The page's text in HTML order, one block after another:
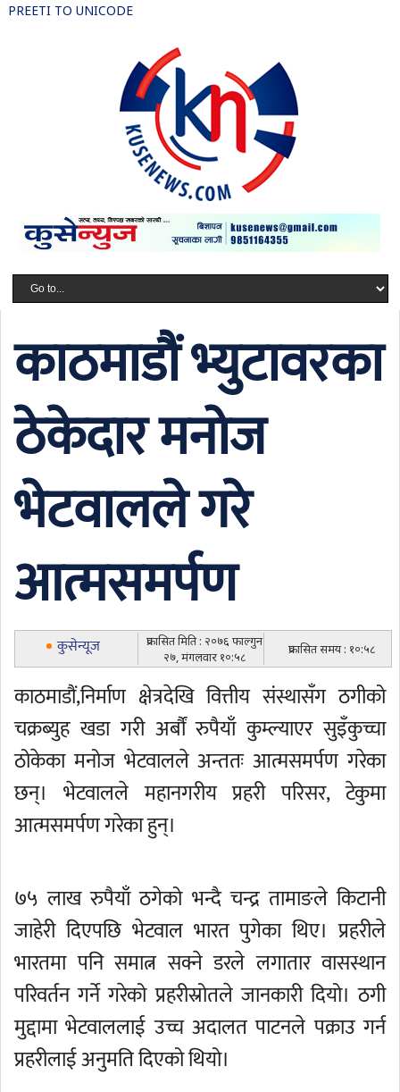
PREETI TO UNICODE
काठमाडौं भ्युटावरका
ठेकेदार मनोज
भेटवालले गरे
आत्मसमर्पण
कुसेन्यूज
प्रकासित मिति : २०७६ फाल्गुन
२७, मंगलवार १०:५८
प्रकासित समय : १०:५८
काठमाडौं,निर्माण क्षेत्रदेखि वित्तीय संस्थासँग ठगीको
चक्रब्युह खडा गरी अर्बौं रुपैयाँ कुम्ल्याएर सुइँकुच्चा
ठोकेका मनोज भेटवालले अन्ततः आत्मसमर्पण गरेका
छन्। भेटवालले महानगरीय प्रहरी परिसर, टेकुमा
आत्मसमर्पण गरेका हुन्।
७५ लाख रुपैयाँ ठगेको भन्दै चन्द्र तामाङले किटानी
जाहेरी दिएपछि भेटवाल भारत पुगेका थिए। प्रहरीले
भारतमा पनि समात्न सक्ने डरले लगातार वासस्थान
परिवर्तन गर्ने गरेको प्रहरीस्रोतले जानकारी दियो। ठगी
मुद्दामा भेटवाललाई उच्च अदालत पाटनले पक्राउ गर्न
प्रहरीलाई अनुमति दिएको थियो।